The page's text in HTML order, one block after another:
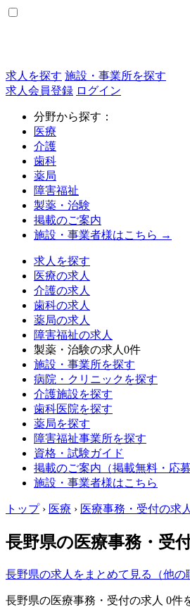
求人を探す 施設・事業所を探す
求人会員登録 ログイン
分野から探す：
医療
介護
歯科
薬局
障害福祉
製薬・治験
掲載のご案内
施設・事業者様はこちら →
求人を探す
医療の求人
介護の求人
歯科の求人
薬局の求人
障害福祉の求人
製薬・治験の求人 0件
施設・事業所を探す
病院・クリニックを探す
介護施設を探す
歯科医院を探す
薬局を探す
障害福祉事業所を探す
資格・試験ガイド
掲載のご案内（掲載無料・応募
施設・事業者様はこちら
トップ › 医療 › 医療事務・受付の求人
長野県の医療事務・受
長野県の求人をまとめて見る（他の
長野県の医療事務・受付の求人 0件